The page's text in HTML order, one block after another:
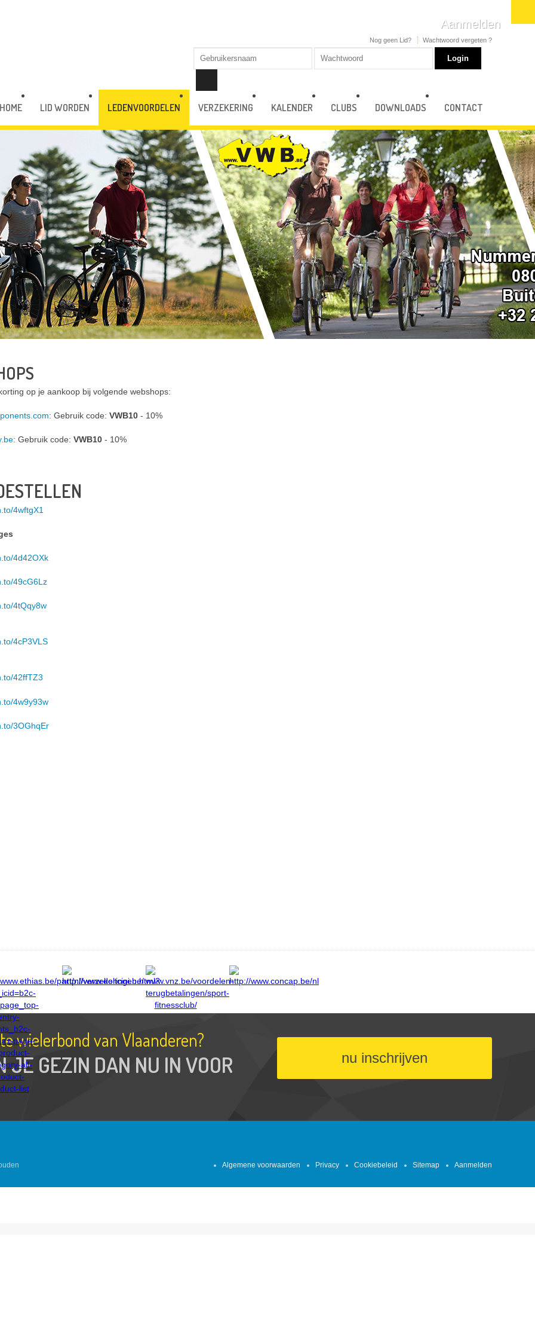
Aanmelden
Nog geen Lid? Wachtwoord vergeten ?
HOME LID WORDEN LEDENVOORDELEN VERZEKERING KALENDER CLUBS DOWNLOADS CONTACT
op je aankoop bij volgende webshops:
: Gebruik code: VWB10- 10%
: Gebruik code: VWB10- 10%
4wftgX1
4d42OXk
49cG6Lz
4tQqy8w
4cP3VLS
42ffTZ3
4w9y93w
3OGhqEr
wielerbond van Vlaanderen?
GEZIN DAN NU IN VOOR
nu inschrijven
Algemene voorwaarden Privacy Cookiebeleid Sitemap Aanmelden